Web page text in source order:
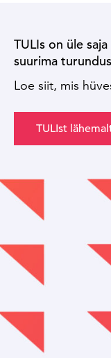
TULIs on üle
suurima
Loe siit, mis
TULIst